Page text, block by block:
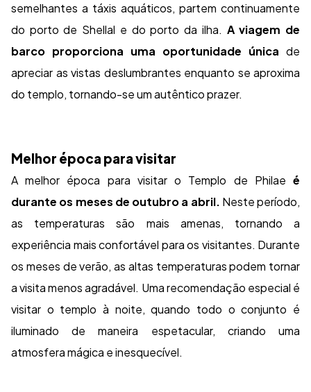
semelhantes a táxis aquáticos, partem continuamente
do porto de Shellal e do porto da ilha. A viagem de
barco proporciona uma oportunidade única de
apreciar as vistas deslumbrantes enquanto se aproxima
do templo, tornando-se um autêntico prazer.
Melhor época para visitar
A melhor época para visitar o Templo de Philae é
durante os meses de outubro a abril. Neste período,
as temperaturas são mais amenas, tornando a
experiência mais confortável para os visitantes. Durante
os meses de verão, as altas temperaturas podem tornar
a visita menos agradável. Uma recomendação especial é
visitar o templo à noite, quando todo o conjunto é
iluminado de maneira espetacular, criando uma
atmosfera mágica e inesquecível.